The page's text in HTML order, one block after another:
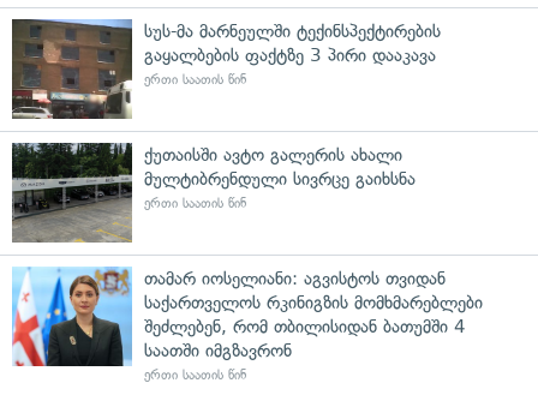
სუს-მა მარნეულში ტექინსპექტირების
გაყალბების ფაქტზე 3 პირი დააკავა
ერთი საათის წინ
ქუთაისში ავტო გალერის ახალი
მულტიბრენდული სივრცე გაიხსნა
ერთი საათის წინ
თამარ იოსელიანი: აგვისტოს თვიდან
საქართველოს რკინიგზის მომხმარებლები
შეძლებენ, რომ თბილისიდან ბათუმში 4
საათში იმგზავრონ
ერთი საათის წინ